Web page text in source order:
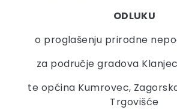
ODLUKU
o proglašenju prirodne
za područje gradova
te općina Kumrovec,
Trgovišće